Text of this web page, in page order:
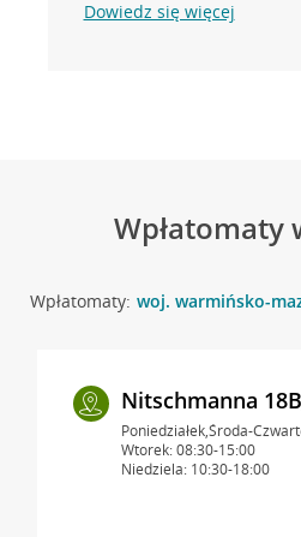
Dowiedz się więcej
Wpłatomaty
Wpłatomaty: woj. warmińsko-
Nitschmanna
Poniedziałek,Środa-
Wtorek: 08:30-15:00
Niedziela: 10:30-18:00